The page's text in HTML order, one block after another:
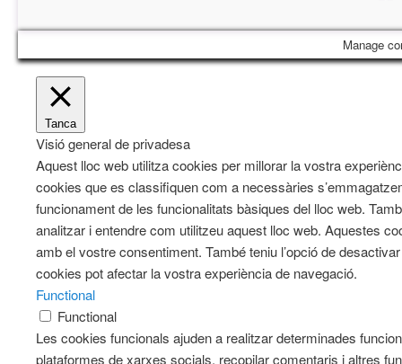
Manage
Tanca
Visió general de privadesa
Aquest lloc web utilitza cookies per millorar la vostra
cookies que es classifiquen com a necessàries
funcionament de les funcionalitats bàsiques del lloc web.
analitzar i entendre com utilitzeu aquest lloc web. Aquestes
amb el vostre consentiment. També teniu l’opció de
cookies pot afectar la vostra experiència de navegació.
Functional
Functional
Les cookies funcionals ajuden a realitzar determinades
plataformes de xarxes socials, recopilar comentaris i altres